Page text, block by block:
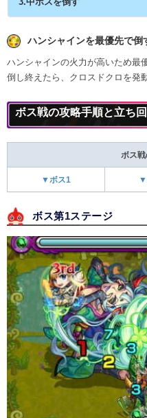
ハンシャインを最優先で倒
ハンシャインの火力が高いため最
倒し終えたら、クロスドクロを発
ボス戦の攻略手順と立ち
ボス
▼ボス1 ▼
ボス第1ステージ